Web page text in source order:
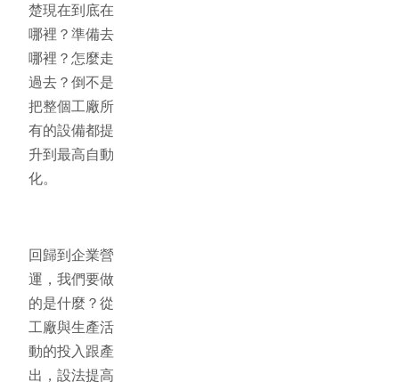
楚現在到底在
哪裡？準備去
哪裡？怎麼走
過去？倒不是
把整個工廠所
有的設備都提
升到最高自動
化。
回歸到企業營
運，我們要做
的是什麼？從
工廠與生產活
動的投入跟產
出，設法提高